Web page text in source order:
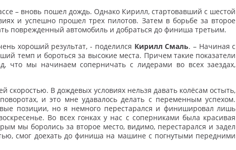
– вновь пошел дождь. Однако Кирилл, стартовавший с шестой
и успешно прошел трех пилотов. Затем в борьбе за второе
поврежденный автомобиль и добраться до финиша третьим.
хороший результат, - поделился Кирилл Смаль. – Начиная с
темп и бороться за высокие места. Причем такие показатели
мы начинаем соперничать с лидерами во всех заездах,
скоростью. В дождевых условиях нельзя давать колёсам остыть,
и это мне удавалось делать с переменным успехом.
позиции, но я немного перестарался и финишировал лишь
Во всех гонках у нас с соперниками была красивая
мы боролись за второе место, видимо, перестарался и задел
смог доехать до финиша на машине с погнутыми передними